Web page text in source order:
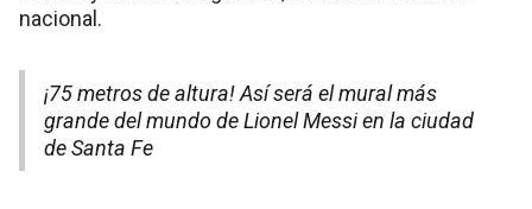
nacional.
¡75 metros de altura! Así será el mural más
grande del mundo de Lionel Messi en la ciudad
de Santa Fe